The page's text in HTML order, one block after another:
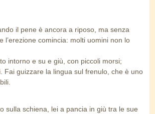
il pene è ancora a riposo, ma senza
l’erezione comincia: molti uomini non lo
intorno e su e giù, con piccoli morsi;
Fai guizzare la lingua sul frenulo, che è uno
sulla schiena, lei a pancia in giù tra le sue